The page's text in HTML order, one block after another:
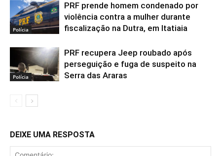
Polícia
PRF prende homem condenado por
violência contra a mulher durante
fiscalização na Dutra, em Itatiaia
Polícia
PRF recupera Jeep roubado após
perseguição e fuga de suspeito na
Serra das Araras
DEIXE UMA RESPOSTA